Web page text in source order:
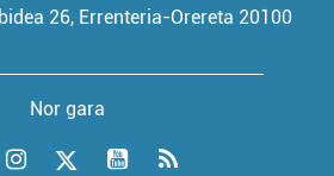
26, Errenteria-Orereta 20100
Nor gara